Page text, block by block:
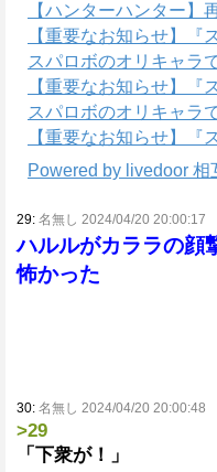
【ハンターハンター】
【重要なお知らせ】
スパロボのオリキャラ
【重要なお知らせ】
スパロボのオリキャラ
【重要なお知らせ】
Powered by livedoor 相
29: 名無し 2024/04/20 20:00:17
ハルルがカララの顔
怖かった
30: 名無し 2024/04/20 20:00:48
>29
「下衆が！」